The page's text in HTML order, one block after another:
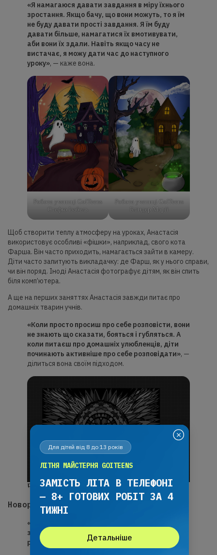
«Я намагаюся давати завдання в міруїхнього
зростання. Якщо бачу, що вони можуть, то я їм
не буду давати прості завдання. Я їм буду
давати більше, намагатися їх вмотивувати,
аби вони їх здали. Навіть якщо часу не
вистачає, я можу дати час до наступного
уроку», — каже вона.
Робота учениці GoITeens
Стефко Ізабель
Робота учениці GoITeens
Бліндер Марії
Щоб створити теплу атмосферу на уроках, Анастасія
використовує особливі «фішки», наприклад, свого кота
Фарша. Він часто приходить, намагається зайти в камеру.
Діти часто запитують викладачку: де Фарш, як у нього справи,
чи він поряд. Іноді Анастасія фотографує дітям, як він спить
біля комп’ютера.
А ще на перших заняттях Анастасія завжди питає про
домашніх тварин учнів.
«Коли просто просиш про себе розповісти, вони
не знають що сказати, бояться і губляться. А
коли питаєш про домашніх улюбленців, діти
починають активніше про себе розповідати», —
ділиться вона своїм підходом.
Робота учня GoITeens Бобак Олександра
Новорічна історія з уроку
«Це не найактивніша група, вони були
замкнуті, мовчки працюють,
розговорити»
, — згадує Анастасія.
Для дітей від 8 до 13 років
ЛІТНЯ МАЙСТЕРНЯ GOITEENS
ЗАМІСТЬ ЛІТА В ТЕЛЕФОНІ
— 8+ ГОТОВИХ РОБІТ ЗА 4
ТИЖНІ
Детальніше